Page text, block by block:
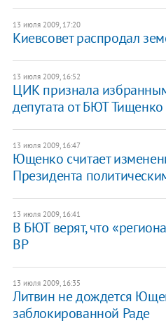
13 июля 2009, 17:20
Киевсовет распродал
13 июля 2009, 16:52
ЦИК признала
депутата от БЮТ
13 июля 2009, 16:47
Ющенко считает
Президента
13 июля 2009, 16:41
В БЮТ верят, что
ВР
13 июля 2009, 16:35
Литвин не дождется
заблокированной Раде